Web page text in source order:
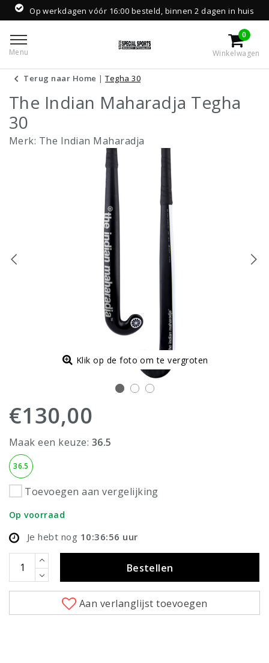
Op werkdagen vóór 16:00 besteld, binnen 2 dagen in huis
Menu
0
Winkelwagen
Terug naar Home |Tegha 30
The Indian Maharadja Tegha
30
Merk: The Indian Maharadja
Klik op de foto om te vergroten
€130,00
Maak een keuze: 36.5
36.5
Toevoegen aan vergelijking
Op voorraad
Je hebt nog 10:36:55 uur
Bestellen
Aan verlanglijst toevoegen